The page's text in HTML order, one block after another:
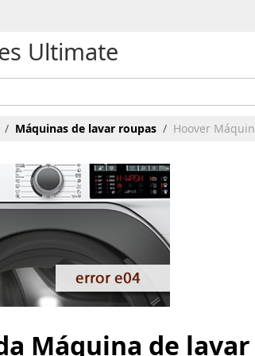
Ultimate
Máquinas de lavar roupas Hoover
Máquina de